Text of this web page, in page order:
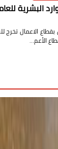
البشرية
بقطاع الاعمال
الأعم…